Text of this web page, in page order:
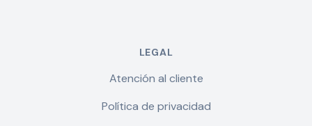
LEGAL
Atención al cliente
Política de privacidad